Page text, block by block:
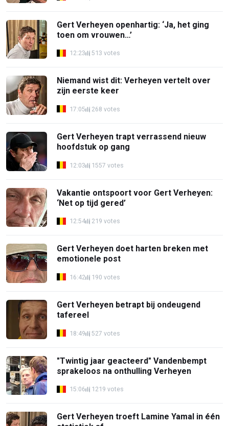
Gert Verheyen openhartig: ‘Ja, het ging
toen om vrouwen…’
12:23 513 votes
Niemand wist dit: Verheyen vertelt over
zijn eerste keer
17:05 268 votes
Gert Verheyen trapt verrassend nieuw
hoofdstuk op gang
12:03 1557 votes
Vakantie ontspoort voor Gert Verheyen:
‘Net op tijd gered’
12:54 219 votes
Gert Verheyen doet harten breken met
emotionele post
16:42 190 votes
Gert Verheyen betrapt bij ondeugend
tafereel
18:49 527 votes
"Twintig jaar geacteerd" Vandenbempt
sprakeloos na onthulling Verheyen
15:06 1219 votes
Gert Verheyen troeft Lamine Yamal in één